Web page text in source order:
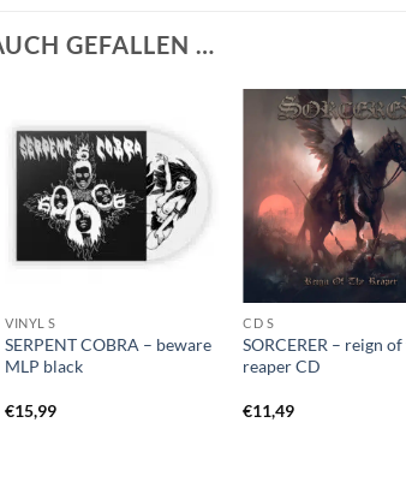
GEFALLEN …
VINYL S
SERPENT COBRA – beware
MLP black
€15,99
CD S
SORCERER – reign
reaper CD
€11,49